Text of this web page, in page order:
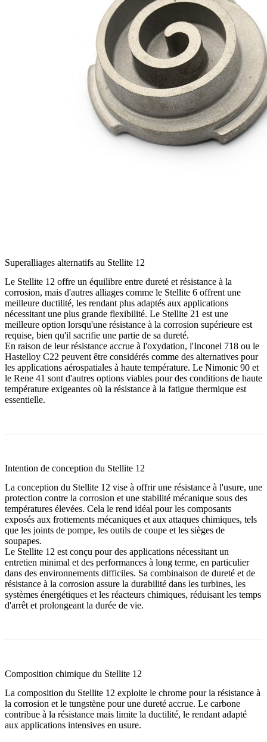
Superalliages alternatifs au Stellite 12
Le Stellite 12 offre un équilibre entre dureté et résistance à la
corrosion, mais d'autres alliages comme le Stellite 6 offrent une
meilleure ductilité, les rendant plus adaptés aux applications
nécessitant une plus grande flexibilité. Le Stellite 21 est une
meilleure option lorsqu'une résistance à la corrosion supérieure est
requise, bien qu'il sacrifie une partie de sa dureté.
En raison de leur résistance accrue à l'oxydation, l'Inconel 718 ou le
Hastelloy C22 peuvent être considérés comme des alternatives pour
les applications aérospatiales à haute température. Le Nimonic 90 et
le Rene 41 sont d'autres options viables pour des conditions de haute
température exigeantes où la résistance à la fatigue thermique est
essentielle.
Intention de conception du Stellite 12
La conception du Stellite 12 vise à offrir une résistance à l'usure, une
protection contre la corrosion et une stabilité mécanique sous des
températures élevées. Cela le rend idéal pour les composants
exposés aux frottements mécaniques et aux attaques chimiques, tels
que les joints de pompe, les outils de coupe et les sièges de
soupapes.
Le Stellite 12 est conçu pour des applications nécessitant un
entretien minimal et des performances à long terme, en particulier
dans des environnements difficiles. Sa combinaison de dureté et de
résistance à la corrosion assure la durabilité dans les turbines, les
systèmes énergétiques et les réacteurs chimiques, réduisant les temps
d'arrêt et prolongeant la durée de vie.
Composition chimique du Stellite 12
La composition du Stellite 12 exploite le chrome pour la résistance à
la corrosion et le tungstène pour une dureté accrue. Le carbone
contribue à la résistance mais limite la ductilité, le rendant adapté
aux applications intensives en usure.